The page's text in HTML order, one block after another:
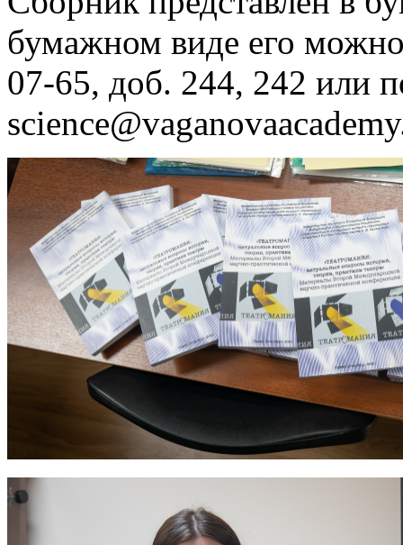
бумажном виде его
07-65, доб. 244, 242 или